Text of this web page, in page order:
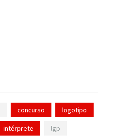
concurso logotipo
intérprete lgp